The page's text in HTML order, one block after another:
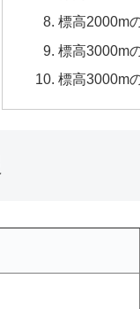
標高2000m
標高3000m
標高3000m